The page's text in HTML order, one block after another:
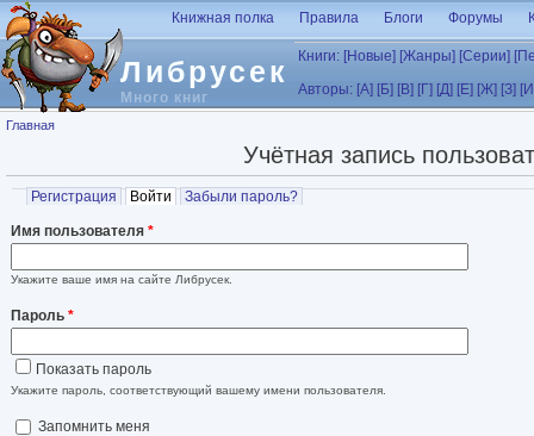
Перейти к основному содержанию
Либрусек
Много книг
Книжная полка Правила Блоги Форумы
Книги: [Новые] [Жанры] [Серии]
Авторы: [А] [Б] [В] [Г] [Д] [Е] [Ж] [З]
Вы здесь
Главная
Учётная запись
Главные вкладки
Регистрация Войти (активная вкладка)
Забыли пароль?
Имя пользователя *
Укажите ваше имя на сайте Либрусек.
Пароль *
Показать пароль
Укажите пароль, соответствующий вашему имени пользователя.
Запомнить меня